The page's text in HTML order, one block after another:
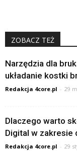
ZOBACZ TEŻ
Narzędzia dla
układanie kostki
Redakcja 4core.pl - 29
Dlaczego warto
Digital w zakresie
Redakcja 4core.pl - 29